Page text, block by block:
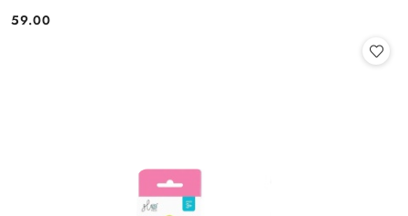
Cena:
59.00